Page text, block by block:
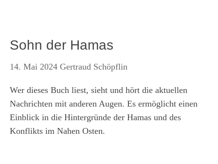
Sohn der Hamas
14. Mai 2024 Gertraud Schöpflin
Wer dieses Buch liest, sieht und hört die aktuellen
Nachrichten mit anderen Augen. Es ermöglicht einen
Einblick in die Hintergründe der Hamas und des
Konflikts im Nahen Osten.